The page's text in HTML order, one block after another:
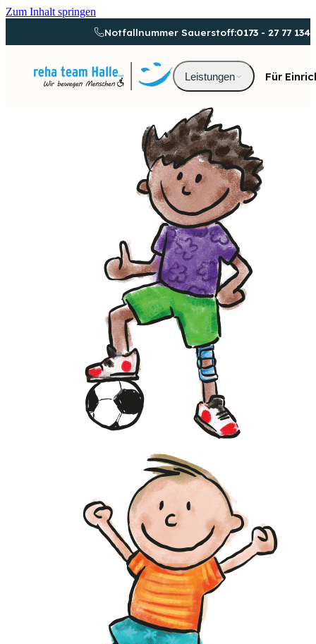
Zum Inhalt springen
Notfallnummer Sauerstoff:0173 - 27 77 134
Leistungen Für